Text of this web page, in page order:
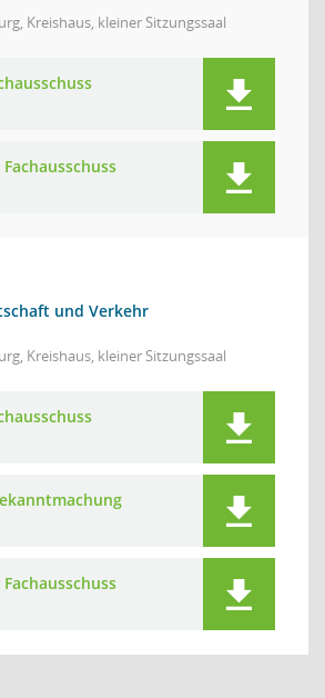
Kreishaus, kleiner Sitzungssaal
und Verkehr
Kreishaus, kleiner Sitzungssaal